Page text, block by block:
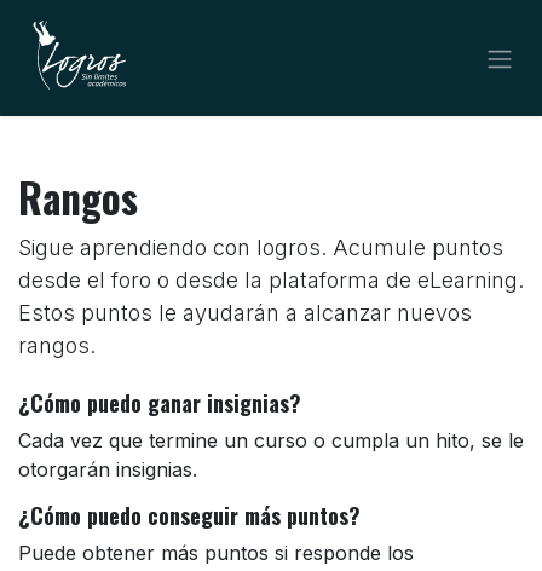
Ir al contenido
Rangos
Sigue aprendiendo con logros. Acumule puntos
desde el foro o desde la plataforma de eLearning.
Estos puntos le ayudarán a alcanzar nuevos
rangos.
¿Cómo puedo ganar insignias?
Cada vez que termine un curso o cumpla un hito, se le
otorgarán insignias.
¿Cómo puedo conseguir más puntos?
Puede obtener más puntos si responde los